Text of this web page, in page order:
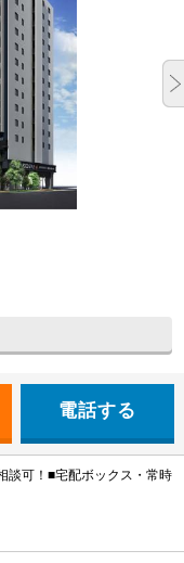
電話する
談可！■宅配ボックス・常時